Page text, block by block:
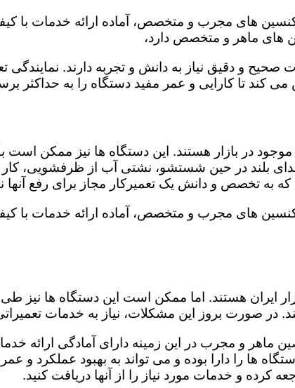
های مجرب و متخصص، آماده ارائه خدمات با
های ماهر و متخصص دارد،
صحیح و دقیق نیاز به دانش و تجربه دارند.
تا کارایی و عمر مفید دستگاه را به حداکثر
در بازار هستند. این دستگاه ها نیز ممکن
بلند در حین شستشو، نشتی آب از ظرفشویی، کار
به تخصص و دانش یک تعمیرکار مجاز برای رفع آنها
های مجرب و متخصص، آماده ارائه خدمات با
ایران هستند. اما ممکن است این دستگاه ها نیز
در صورت بروز این مشکلات، نیاز به خدمات
و مجرب در این زمینه دارای آمادگی ارائه
ها را دارا بوده و می تواند به بهبود عملکرد و
کرده و خدمات مورد نیاز را از آنها دریافت کنید.